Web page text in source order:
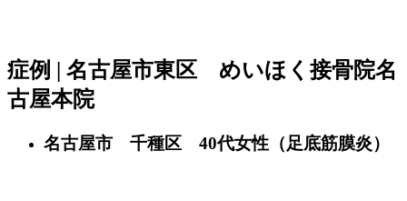
症例 | 名古屋市東区 めいほく接骨院名
古屋本院
名古屋市 千種区 40代女性（足底筋膜炎）